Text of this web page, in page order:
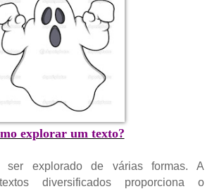
explorar um texto?
ser explorado de várias formas. A
diversificados proporciona o